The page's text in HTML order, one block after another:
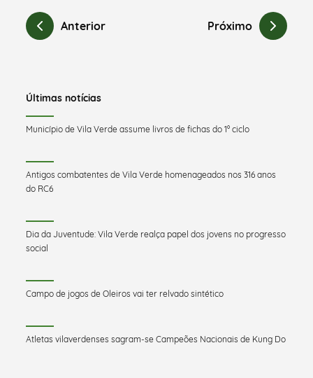
Anterior Próximo
Últimas notícias
Município de Vila Verde assume livros de fichas do 1º ciclo
Antigos combatentes de Vila Verde homenageados nos 316 anos
do RC6
Dia da Juventude: Vila Verde realça papel dos jovens no progresso
social
Campo de jogos de Oleiros vai ter relvado sintético
Atletas vilaverdenses sagram-se Campeões Nacionais de Kung Do